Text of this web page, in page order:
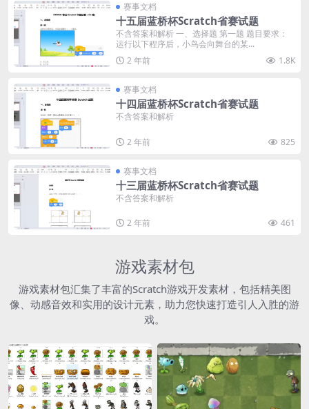
赛事文档
十五届蓝桥杯Scratch省赛试题
不含答案和解析 一、选择题 第一题 题目要求：
运行以下程序后，小鸟会向舞台的某...
2 年前
1.8K
赛事文档
十四届蓝桥杯Scratch省赛试题
不含答案和解析
2 年前 825
赛事文档
十三届蓝桥杯Scratch省赛试题
不含答案和解析
2 年前 461
游戏素材包
游戏素材包汇集了丰富的Scratch游戏开发素材，包括精美图
像、动感音效和实用的设计元素，助力您快速打造引人入胜的游
戏。